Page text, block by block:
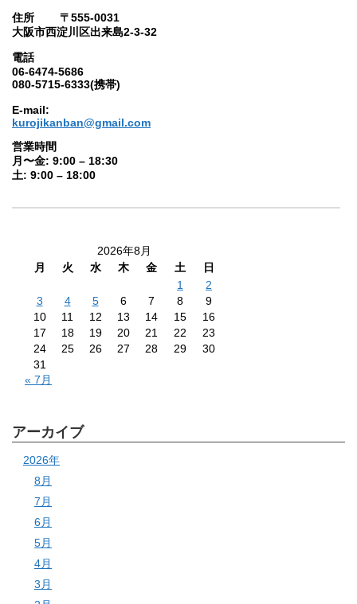
住所 〒555-0031
大阪市西淀川区出来島2-3-32
電話
06-6474-5686
080-5715-6333(携帯)
E-mail:
kurojikanban@gmail.com
営業時間
月〜金: 9:00 – 18:30
土: 9:00 – 18:00
2026年8月
月
火 水 木 金 土
日
1
2
3
4 5 6 7 8
9
10
11 12 13 14 15
16
17
18 19 20 21 22
23
24
25 26 27 28 29
30
31
« 7月
アーカイブ
2026年
8月
7月
6月
5月
4月
3月